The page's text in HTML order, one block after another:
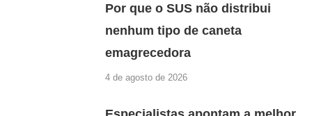
Por que o SUS não distribui
nenhum tipo de caneta
emagrecedora
4 de agosto de 2026